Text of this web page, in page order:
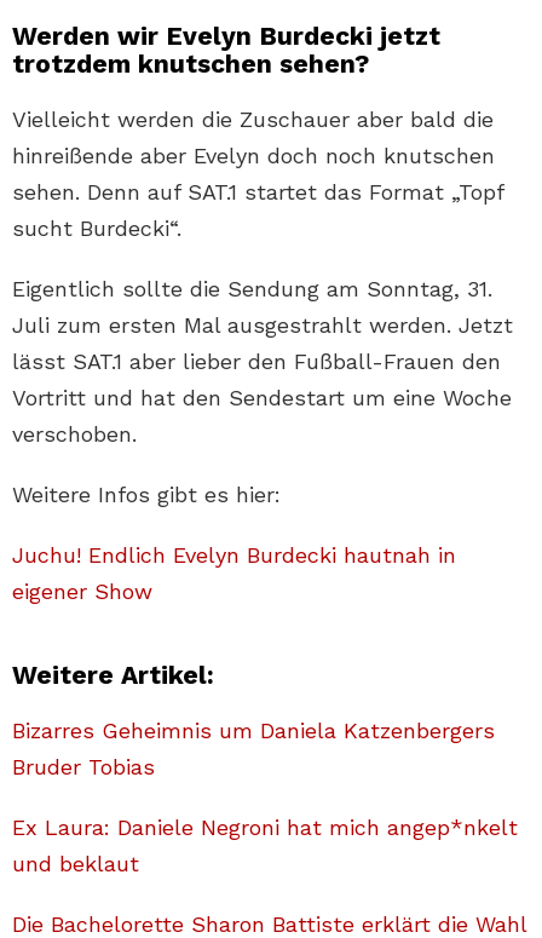
Werden wir Evelyn Burdecki jetzt
trotzdem knutschen sehen?
Vielleicht werden die Zuschauer aber bald die
hinreißende aber Evelyn doch noch knutschen
sehen. Denn auf SAT.1 startet das Format „Topf
sucht Burdecki“.
Eigentlich sollte die Sendung am Sonntag, 31.
Juli zum ersten Mal ausgestrahlt werden. Jetzt
lässt SAT.1 aber lieber den Fußball-Frauen den
Vortritt und hat den Sendestart um eine Woche
verschoben.
Weitere Infos gibt es hier:
Juchu! Endlich Evelyn Burdecki hautnah in
eigener Show
Weitere Artikel:
Bizarres Geheimnis um Daniela Katzenbergers
Bruder Tobias
Ex Laura: Daniele Negroni hat mich angep*nkelt
und beklaut
Die Bachelorette Sharon Battiste erklärt die Wahl